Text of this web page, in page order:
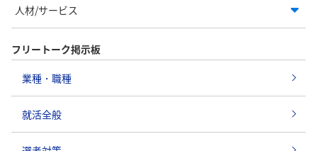
人材/サービス
フリートーク掲示板
業種・職種
就活全般